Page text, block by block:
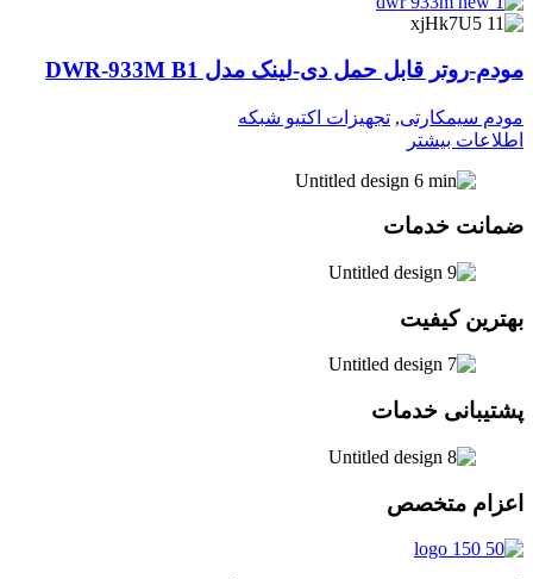
مودم-روتر قابل حمل دی-لینک مدل DWR-933M B1
مودم سیمکارتی, تجهیزات اکتیو شبکه
اطلاعات بیشتر
ضمانت خدمات
بهترین کیفیت
پشتیبانی خدمات
اعزام متخصص